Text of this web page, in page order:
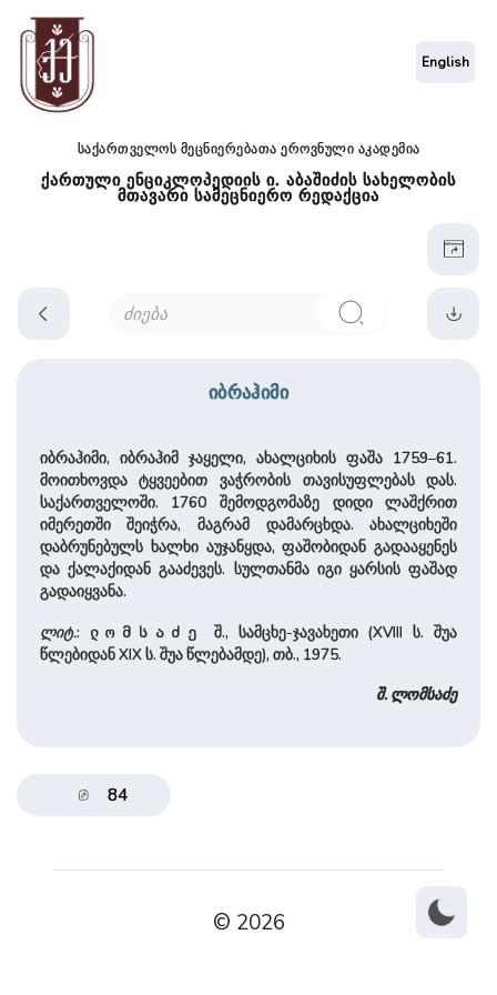
საქართველოს მეცნიერებათა ეროვნული აკადემია
ქართული ენციკლოპედიის ი. აბაშიძის სახელობის
მთავარი სამეცნიერო რედაქცია
English
იბრაჰიმი
იბრაჰიმი, იბრაჰიმ ჯაყელი, ახალციხის ფაშა 1759–61.
მოითხოვდა ტყვეებით ვაჭრობის თავისუფლებას დას.
საქართველოში. 1760 შემოდგომაზე დიდი ლაშქრით
იმერეთში შეიჭრა, მაგრამ დამარცხდა. ახალციხეში
დაბრუნებულს ხალხი აუჯანყდა, ფაშობიდან გადააყენეს
და ქალაქიდან გააძევეს. სულთანმა იგი ყარსის ფაშად
გადაიყვანა.
ლიტ.: ლომსაძე
შ., სამცხე-ჯავახეთი (XVIII ს. შუა
წლებიდან XIX ს. შუა წლებამდე), თბ., 1975.
შ. ლომსაძე
84
© 2026